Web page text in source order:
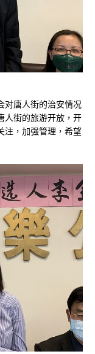
对唐人街的治安情况
人街的旅游开放，开
注，加强管理，希望